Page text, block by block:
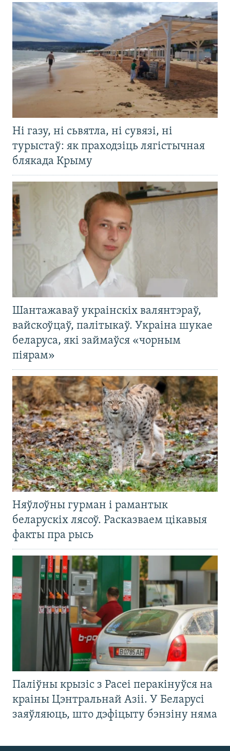
Ні газу, ні сьвятла, ні сувязі, ні
турыстаў: як праходзіць лягістычная
блякада Крыму
Шантажаваў украінскіх валянтэраў,
вайскоўцаў, палітыкаў. Украіна шукае
беларуса, які займаўся «чорным
піярам»
Няўлоўны гурман і рамантык
беларускіх лясоў. Расказваем цікавыя
факты пра рысь
Паліўны крызіс з Расеі перакінуўся на
краіны Цэнтральнай Азіі. У Беларусі
заяўляюць, што дэфіцыту бэнзіну няма